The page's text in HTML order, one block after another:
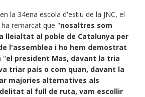
la 34ena escola d'estiu de la JNC, el
remarcat que "nosaltres som
lleialtat al poble de Catalunya per
l'assemblea i ho hem demostrat
"el president Mas, davant la tria
triar país o com quan, davant la
majories alternatives als
al full de ruta, vam escollir